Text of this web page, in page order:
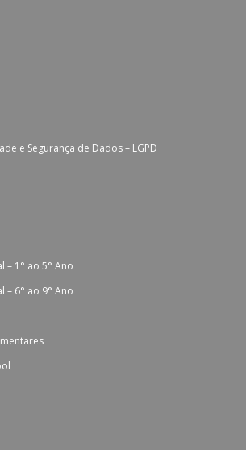
e Segurança de Dados – LGPD
– 1° ao 5° Ano
– 6° ao 9° Ano